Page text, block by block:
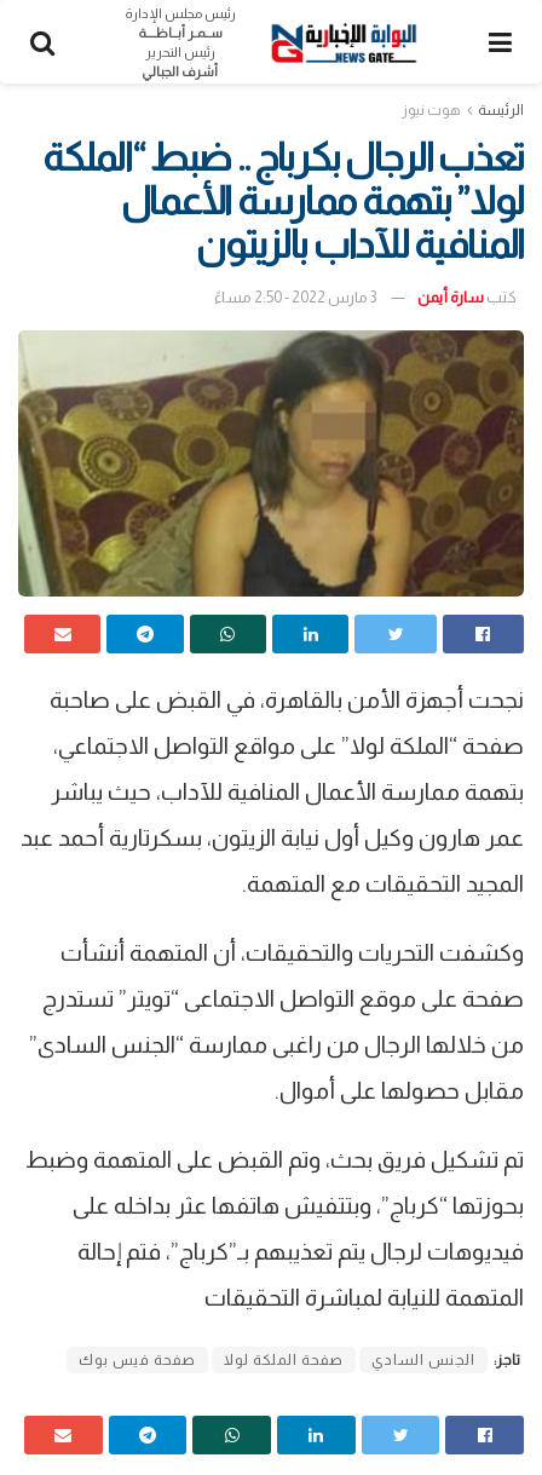
رئيس مجلس الإدارة
ســمـر أبــاظــــة
رئيس التحرير
أشرف الجبالي
الرئيسة هوت نيوز
تعذب الرجال بكرباج .. ضبط “الملكة
لولا” بتهمة ممارسة الأعمال
المنافية للآداب بالزيتون
كتب سارة أيمن 3 مارس 2022 - 2:50 مساءً
نجحت أجهزة الأمن بالقاهرة، في القبض على صاحبة
صفحة “الملكة لولا” على مواقع التواصل الاجتماعي،
بتهمة ممارسة الأعمال المنافية للآداب، حيث يباشر
عمر هارون وكيل أول نيابة الزيتون، بسكرتارية أحمد عبد
المجيد التحقيقات مع المتهمة.
وكشفت التحريات والتحقيقات، أن المتهمة أنشأت
صفحة على موقع التواصل الاجتماعى “تويتر” تستدرج
من خلالها الرجال من راغبى ممارسة “الجنس السادى”
مقابل حصولها على أموال.
تم تشكيل فريق بحث، وتم القبض على المتهمة وضبط
بحوزتها “كرباج”، وبتتفيش هاتفها عثر بداخله على
فيديوهات لرجال يتم تعذيبهم بـ”كرباج”، فتم إحالة
المتهمة للنيابة لمباشرة التحقيقات
تاجز: الجنس السادي صفحة الملكة لولا صفحة فيس بوك